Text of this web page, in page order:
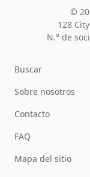
©
128
N.° de
Buscar
Sobre nosotros
Contacto
FAQ
Mapa del sitio